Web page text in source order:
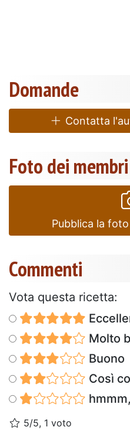
Domande
Contatta
Foto dei membri
Pubblica la
Commenti
Vota questa ricetta:
Molto
Buono
Così
5/5, 1 voto